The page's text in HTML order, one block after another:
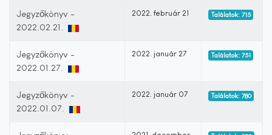
Jegyzőkönyv -
2022.02.21.
2022. február 21 Találatok: 715
Jegyzőkönyv -
2022.01.27.
2022. január 27 Találatok: 751
Jegyzőkönyv -
2022.01.07.
2022. január 07 Találatok: 780